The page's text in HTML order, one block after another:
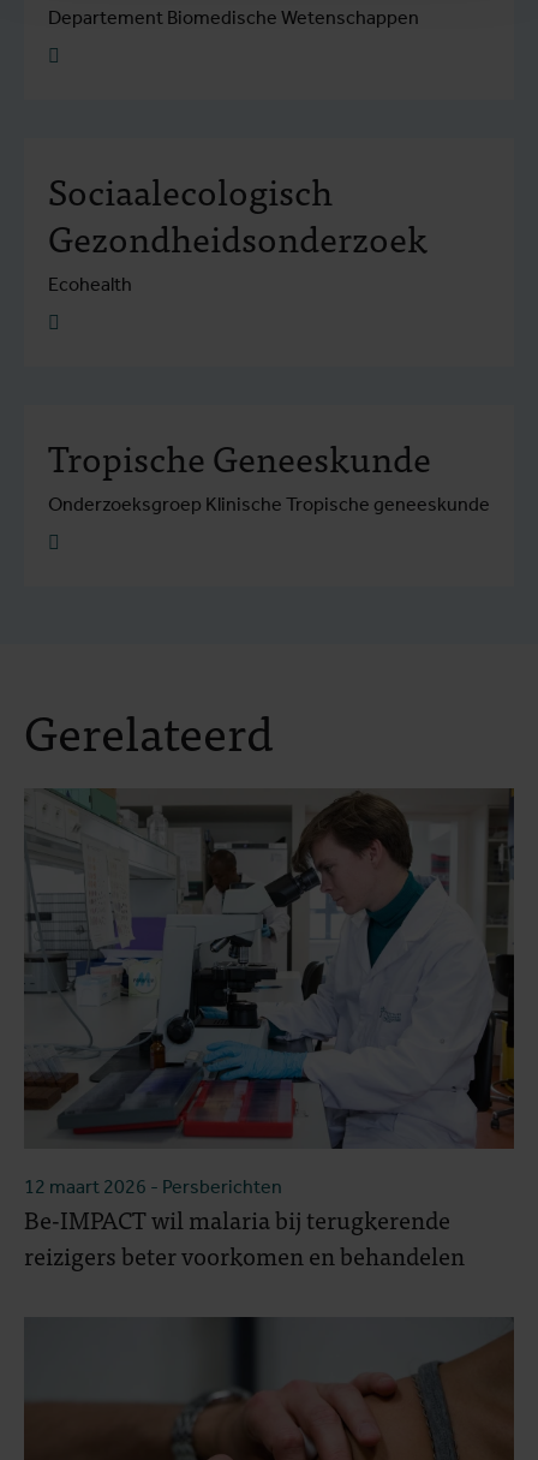
Departement Biomedische Wetenschappen
Lees meer
Sociaalecologisch
Gezondheidsonderzoek
Ecohealth
Lees meer
Tropische Geneeskunde
Onderzoeksgroep Klinische Tropische geneeskunde
Lees meer
Gerelateerd
12 maart 2026 - Persberichten
Be-IMPACT wil malaria bij terugkerende
reizigers beter voorkomen en behandelen